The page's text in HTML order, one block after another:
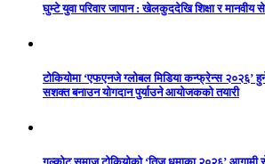
घुम्टे युवा परिवार जापान : खेलकुददेखि शिक्षा र मानवीय
टोकियोमा ‘एफएनजे ग्लोबल मिडिया कन्फ्रेन्स २०२६’
सशक्त बनाउन योगदान पुर्याउने आयोजकको तयारी